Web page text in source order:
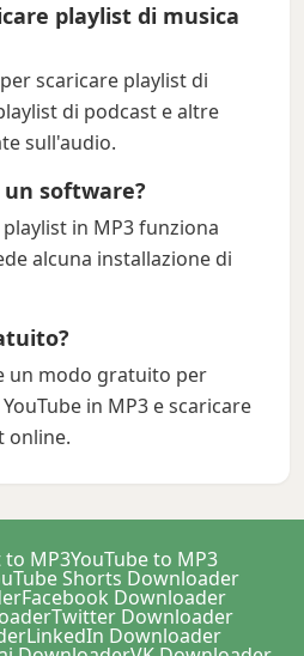
playlist di musica
scaricare playlist di
di podcast e altre
sull'audio.
software?
in MP3 funziona
alcuna installazione di
un modo gratuito per
in MP3 e scaricare
online.
to MP3YouTube to MP3
Shorts Downloader
Facebook Downloader
Twitter Downloader
LinkedIn Downloader